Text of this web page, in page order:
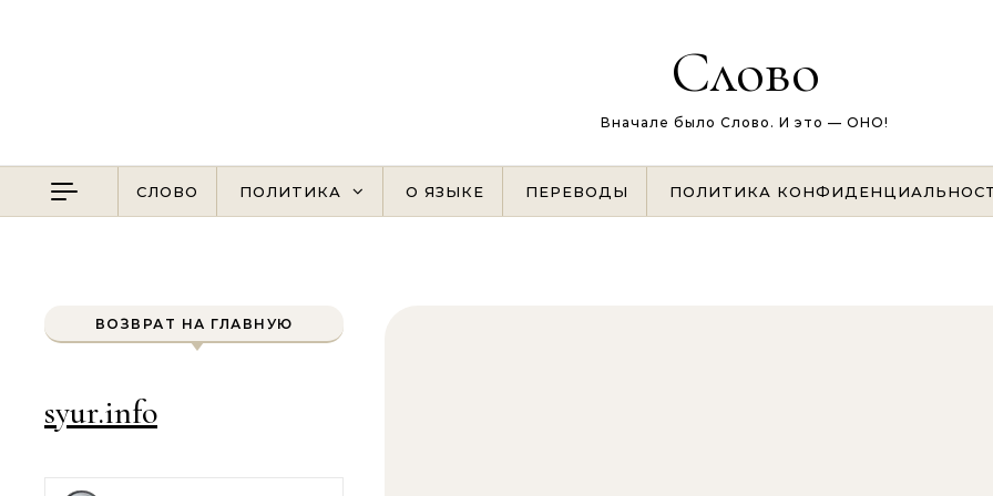
Слово
Вначале было Слово. И это — ОНО!
СЛОВО ПОЛИТИКА О ЯЗЫКЕ ПЕРЕВОДЫ ПОЛИТИКА
ВОЗВРАТ НА ГЛАВНУЮ
syur.info